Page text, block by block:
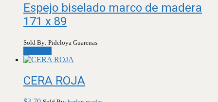
Espejo biselado marco de madera
171 x 89
Sold By: Pideloya Guarenas
CERA ROJA